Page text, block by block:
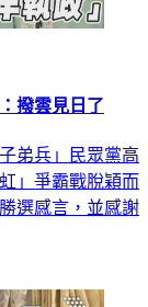
撥雲見日了
弟兵」民眾黨高
」爭霸戰脫穎而
選感言，並感謝